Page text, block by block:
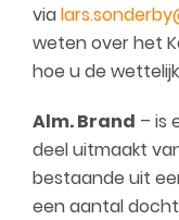
via
weten over het
hoe u de
Alm. Brand – is
deel uitmaakt
bestaande uit
een aantal